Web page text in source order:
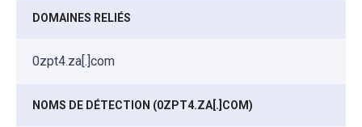
DOMAINES RELIÉS
0zpt4.za[.]com
NOMS DE DÉTECTION (0ZPT4.ZA[.]COM)